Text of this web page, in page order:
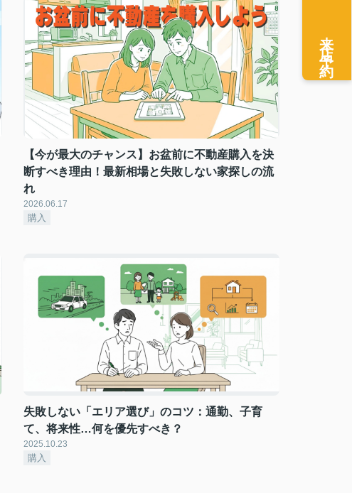
【今が最大のチャンス】お盆前に不動産購入を決
断すべき理由！最新相場と失敗しない家探しの流
れ
2026.06.17
購入
失敗しない「エリア選び」のコツ：通勤、子育
て、将来性…何を優先すべき？
2025.10.23
購入
来店予約